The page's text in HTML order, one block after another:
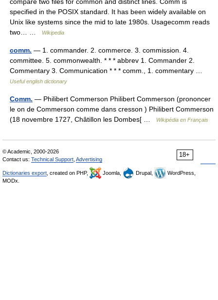
specified in the POSIX standard. It has been widely available on
Unix like systems since the mid to late 1980s. Usagecomm reads
two… …
Wikipedia
comm. — 1. commander. 2. commerce. 3. commission. 4.
committee. 5. commonwealth. * * * abbrev 1. Commander 2.
Commentary 3. Communication * * * comm., 1. commentary …
Useful english dictionary
Comm. — Philibert Commerson Philibert Commerson (prononcer
le on de Commerson comme dans cresson ) Philibert Commerson
(18 novembre 1727, Châtillon les Dombes[ …
Wikipédia en Français
18+
© Academic, 2000-2026
Contact us: Technical Support Advertising
Dictionaries export , created on PHP, Joomla, Drupal,
WordPress,
MODx.